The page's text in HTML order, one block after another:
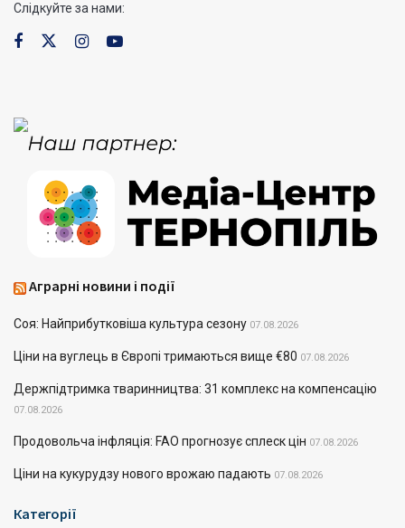
Слідкуйте за нами:
Аграрні новини і події
Соя: Найприбутковіша культура сезону 07.08.2026
Ціни на вуглець в Європі тримаються вище €80 07.08.2026
Держпідтримка тваринництва: 31 комплекс на компенсацію
07.08.2026
Продовольча інфляція: FAO прогнозує сплеск цін 07.08.2026
Ціни на кукурудзу нового врожаю падають 07.08.2026
Категорії